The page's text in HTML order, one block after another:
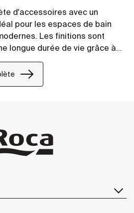
d'accessoires avec un
pour les espaces de bain
Les finitions sont
longue durée de vie grâce à
excellentes propriétés anti-
fixés au mur peuvent être
vis. Un kit d'installation est